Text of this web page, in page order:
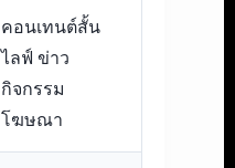
คอนเทนต์สั้น
ไลฟ์ ข่าว
กิจกรรม
โฆษณา